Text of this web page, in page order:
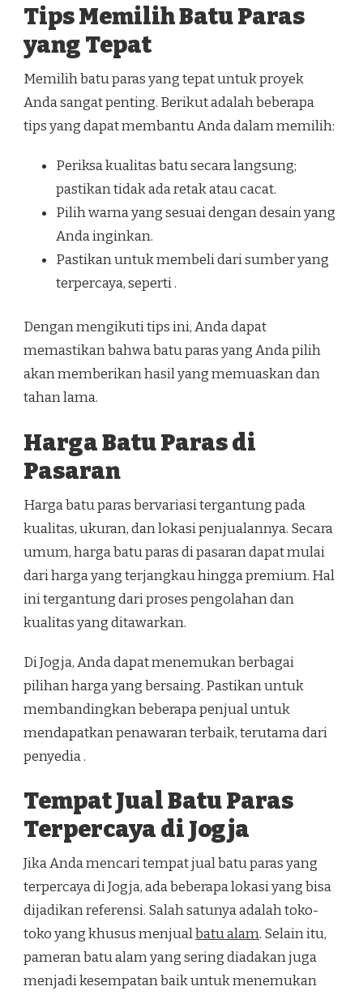
Tips Memilih Batu Paras
yang Tepat
Memilih batu paras yang tepat untuk proyek
Anda sangat penting. Berikut adalah beberapa
tips yang dapat membantu Anda dalam memilih:
Periksa kualitas batu secara langsung;
pastikan tidak ada retak atau cacat.
Pilih warna yang sesuai dengan desain yang
Anda inginkan.
Pastikan untuk membeli dari sumber yang
terpercaya, seperti .
Dengan mengikuti tips ini, Anda dapat
memastikan bahwa batu paras yang Anda pilih
akan memberikan hasil yang memuaskan dan
tahan lama.
Harga Batu Paras di
Pasaran
Harga batu paras bervariasi tergantung pada
kualitas, ukuran, dan lokasi penjualannya. Secara
umum, harga batu paras di pasaran dapat mulai
dari harga yang terjangkau hingga premium. Hal
ini tergantung dari proses pengolahan dan
kualitas yang ditawarkan.
Di Jogja, Anda dapat menemukan berbagai
pilihan harga yang bersaing. Pastikan untuk
membandingkan beberapa penjual untuk
mendapatkan penawaran terbaik, terutama dari
penyedia .
Tempat Jual Batu Paras
Terpercaya di Jogja
Jika Anda mencari tempat jual batu paras yang
terpercaya di Jogja, ada beberapa lokasi yang bisa
dijadikan referensi. Salah satunya adalah toko-
toko yang khusus menjualbatu alam. Selain itu,
pameran batu alam yang sering diadakan juga
menjadi kesempatan baik untuk menemukan